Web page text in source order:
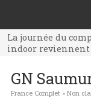
La journée du
indoor reviennent
La journée du
indoor reviennent
indoor reviennent
GN
France Complet» Non